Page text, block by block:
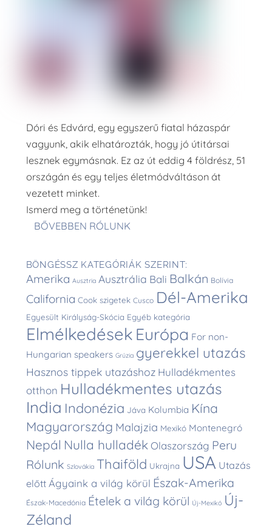
Dóri és Edvárd, egy egyszerű fiatal házaspár
vagyunk, akik elhatározták, hogy jó útitársai
lesznek egymásnak. Ez az út eddig 4 földrész, 51
országán és egy teljes életmódváltáson át
vezetett minket.
Ismerd meg a történetünk!
BŐVEBBEN RÓLUNK
BÖNGÉSSZ KATEGÓRIÁK SZERINT:
Amerika Ausztria Ausztrália Bali Balkán Bolívia
California Cook szigetek Cusco Dél-Amerika
Egyesült Királyság-Skócia Egyéb kategória
Elmélkedések Európa For non-
Hungarian speakers Grúzia gyerekkel utazás
Hasznos tippek utazáshoz Hulladékmentes
otthon Hulladékmentes utazás
India Indonézia Jáva Kolumbia Kína
Magyarország Malajzia Mexikó Montenegró
Nepál Nulla hulladék Olaszország Peru
Rólunk Szlovákia Thaiföld Ukrajna USA Utazás
előtt Ágyaink a világ körül Észak-Amerika
Észak-Macedónia Ételek a világ körül Új-Mexikó Új-
Zéland